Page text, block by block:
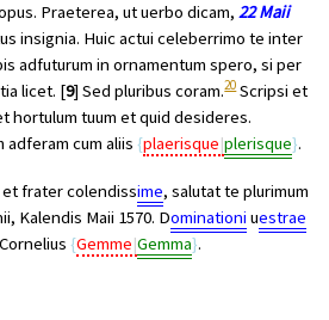
Praeterea, ut uerbo dicam,22 Maii
insignia. Huic actui celeberrimo te inter
adfuturum in ornamentum spero, si per
licet. [9] Sed pluribus coram.20Scripsi et
hortulum tuum et quid desideres.
adferam cum aliis plaerisque plerisque .
et frater colendissime, salutat te plurimum
Kalendis Maii 1570. Dominationi uestrae
Gemme Gemma .